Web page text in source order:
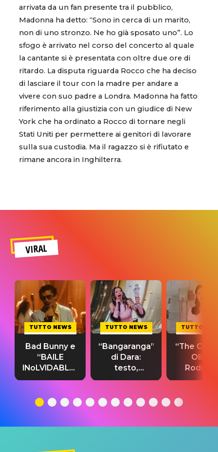
arrivata da un fan presente tra il pubblico,
Madonna ha detto: “Sono in cerca di un marito,
non di uno stronzo. Ne ho già sposato uno”. Lo
sfogo è arrivato nel corso del concerto al quale
la cantante si è presentata con oltre due ore di
ritardo. La disputa riguarda Rocco che ha deciso
di lasciare il tour con la madre per andare a
vivere con suo padre a Londra. Madonna ha fatto
riferimento alla giustizia con un giudice di New
York che ha ordinato a Rocco di tornare negli
Stati Uniti per permettere ai genitori di lavorare
sulla sua custodia. Ma il ragazzo si è rifiutato e
rimane ancora in Inghilterra.
VIRAL
TUTTO NEWS
Bad Bunny e
“BAILE
INoLVIDABLE”:
testo,
significato
TUTTO NEWS
“Bangaranga”
di Dara:
testo,
traduzione e
del singolo
TUTTO
“The
Olivia
testo,